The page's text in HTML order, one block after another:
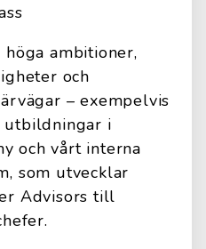
ambitioner,
och
– exempelvis
utbildningar i
och vårt interna
som utvecklar
Advisors till